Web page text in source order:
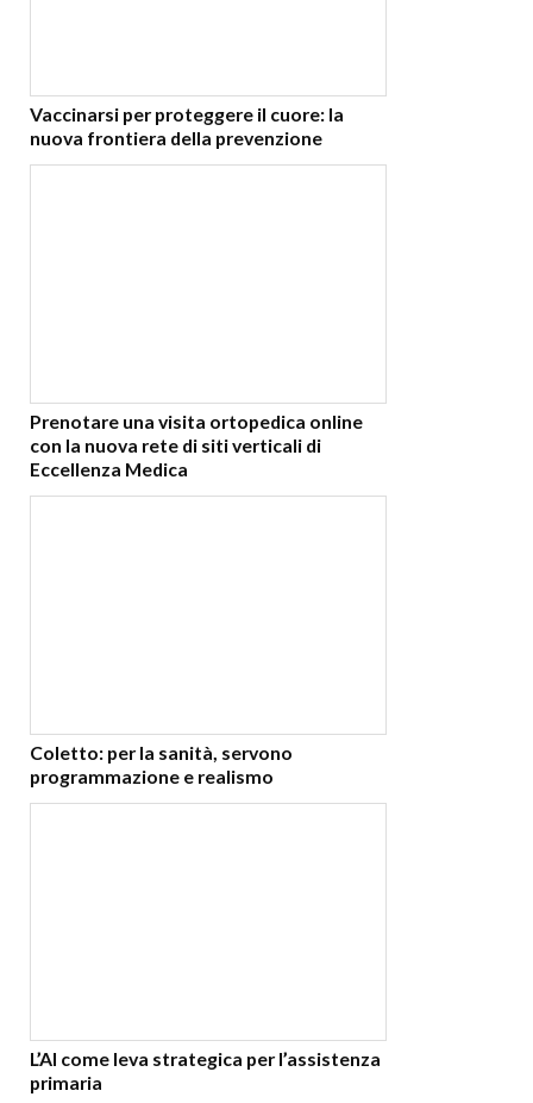
Vaccinarsi per proteggere il cuore: la
nuova frontiera della prevenzione
Prenotare una visita ortopedica online
con la nuova rete di siti verticali di
Eccellenza Medica
Coletto: per la sanità, servono
programmazione e realismo
L’AI come leva strategica per l’assistenza
primaria